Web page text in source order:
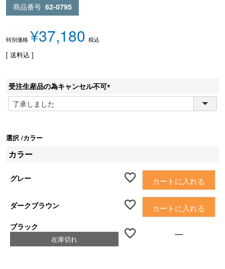
商品番号 62-0795
特別価格 ¥37,180 税込
送料込
受注生産品の為キャンセル不可
(
必
選択 カラー
カラー
グレー カートに入れる
ダークブラウン カートに入れる
ブラック
在庫切れ —